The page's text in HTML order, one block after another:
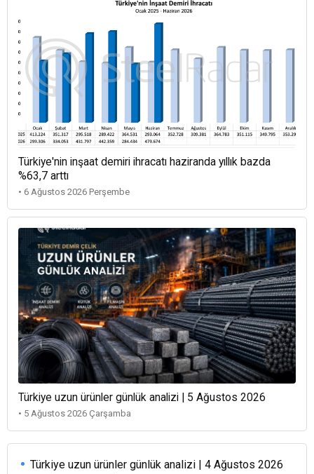
Türkiye'nin inşaat demiri ihracatı haziranda yıllık bazda
%63,7 arttı
• 6 Ağustos 2026 Perşembe
Türkiye uzun ürünler günlük analizi | 5 Ağustos 2026
• 5 Ağustos 2026 Çarşamba
Türkiye uzun ürünler günlük analizi | 4 Ağustos 2026